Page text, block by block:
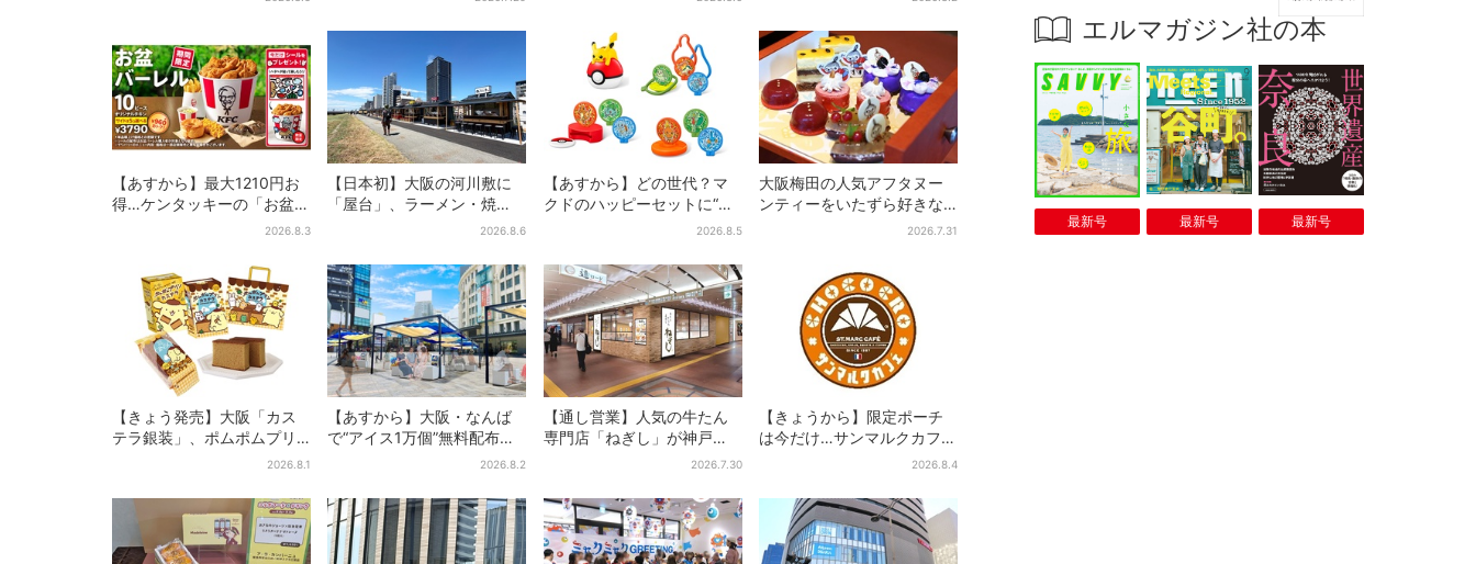
【あすから】最大1210円お
得…ケンタッキーの「お盆パ
ック」、2週間だけ！数量限
2026.8.3
【日本初】大阪の河川敷に
「屋台」、ラーメン・焼
肉・しゃぶしゃぶ・カフェ
2026.8.6
【あすから】どの世代？マ
クドのハッピーセットに“ポ
ケモンおもちゃ”、歴代30匹
2026.8.5
大阪梅田の人気アフタヌー
ンティーをいたずら好きな
「リトルミイ」がジャッ2026.7.31
【きょう発売】大阪「カス
テラ銀装」、ポムポムプリ
ンと初コラボ 紙袋まで限
2026.8.1
【あすから】大阪・なんば
で“アイス1万個”無料配布…2
日間限定で、ロッテの人気
2026.8.2
【通し営業】人気の牛たん
専門店「ねぎし」が神戸
に、「想像しただけでお腹
2026.7.30
【きょうから】限定ポーチ
は今だけ…サンマルクカフェ
初の「夏福袋」、実質無料
2026.8.4
エルマガジン社の本
最新号 最新号 最新号